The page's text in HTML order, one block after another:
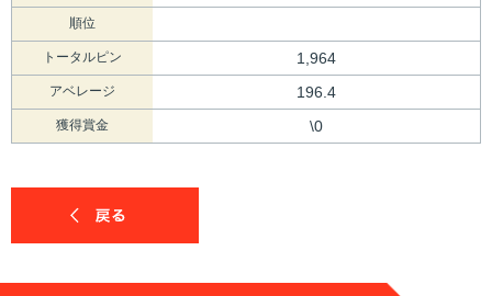
順位
トータルピン 1,964
アベレージ 196.4
獲得賞金 \0